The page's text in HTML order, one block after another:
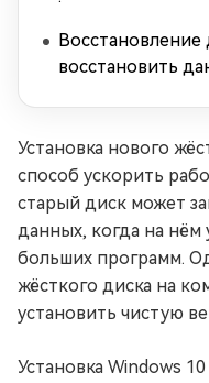
Восстановление
восстановить
Установка нового
способ ускорить
старый диск может
данных, когда на
больших программ.
жёсткого диска на
установить чистую
Установка Windows